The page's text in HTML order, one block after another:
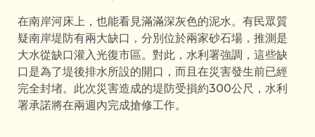
在南岸河床上，也能看見滿滿深灰色的泥水。有民眾質
疑南岸堤防有兩大缺口，分別位於兩家砂石場，推測是
大水從缺口灌入光復市區。對此，水利署強調，這些缺
口是為了堤後排水所設的開口，而且在災害發生前已經
完全封堵。此次災害造成的堤防受損約300公尺，水利
署承諾將在兩週內完成搶修工作。